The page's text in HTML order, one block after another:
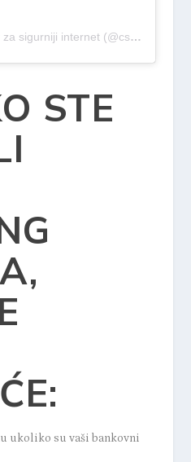
A post shared by Centar za sigurniji internet (@csi.hr)
STE
ukoliko su vaši bankovni